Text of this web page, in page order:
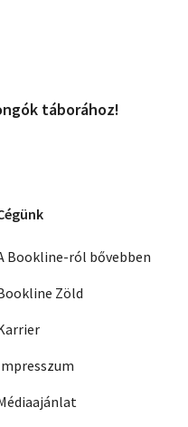
táborához!
Bookline-ról bővebben
Zöld